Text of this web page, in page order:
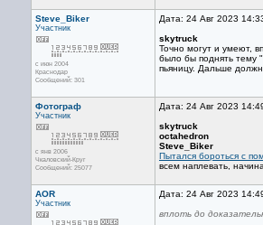
Steve_Biker
Участник
с июн 2004
Краснодар
Сообщений: 301
Дата: 24 Авг 2023
skytruck
Точно могут и умеют,
было бы поднять тему
пьяницу. Дальше
Фотограф
Участник
с янв 2006
Чкаловский-Круг
Сообщений: 25077
Дата: 24 Авг 2023
skytruck
octahedron
Steve_Biker
Пытался бороться с
всем наплевать,
AOR
Участник
Дата: 24 Авг 2023
вплоть до